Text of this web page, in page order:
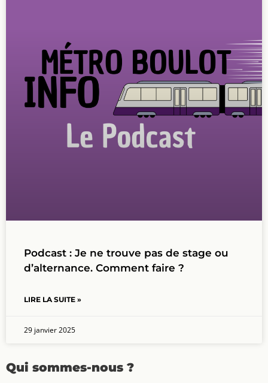
Podcast : Je ne trouve pas de stage ou
d’alternance. Comment faire ?
LIRE LA SUITE »
29 janvier 2025
Qui sommes-nous ?